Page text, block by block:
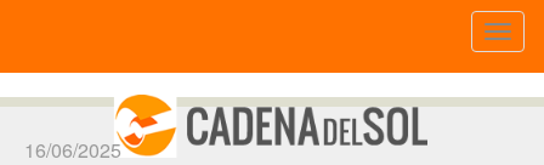
16/06/2025